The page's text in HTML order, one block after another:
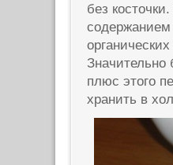
без
плюс этого
хранить в